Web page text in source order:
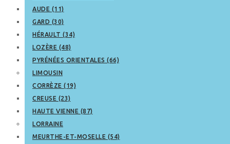
AUDE (11)
GARD (30)
HÉRAULT (34)
LOZÈRE (48)
PYRÉNÉES ORIENTALES (66)
LIMOUSIN
CORRÈZE (19)
CREUSE (23)
HAUTE VIENNE (87)
LORRAINE
MEURTHE-ET-MOSELLE (54)